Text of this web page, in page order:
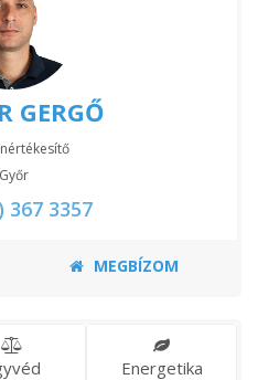
GERGŐ
Győr
367 3357
MEGBÍZOM
Energetika